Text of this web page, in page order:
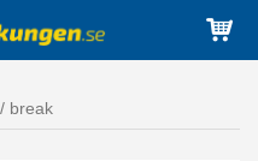
break